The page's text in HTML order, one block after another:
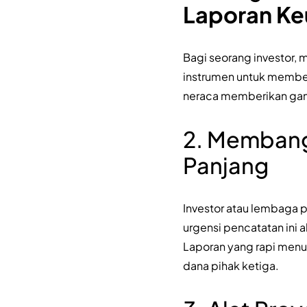
Laporan
Bagi seorang investor,
instrumen untuk
neraca memberikan
2.
Panjang
Investor atau lembaga
urgensi pencatatan ini
Laporan yang rapi
dana pihak ketiga.